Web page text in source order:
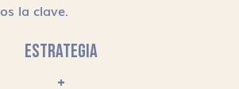
la clave.
ESTRATEGIA
+